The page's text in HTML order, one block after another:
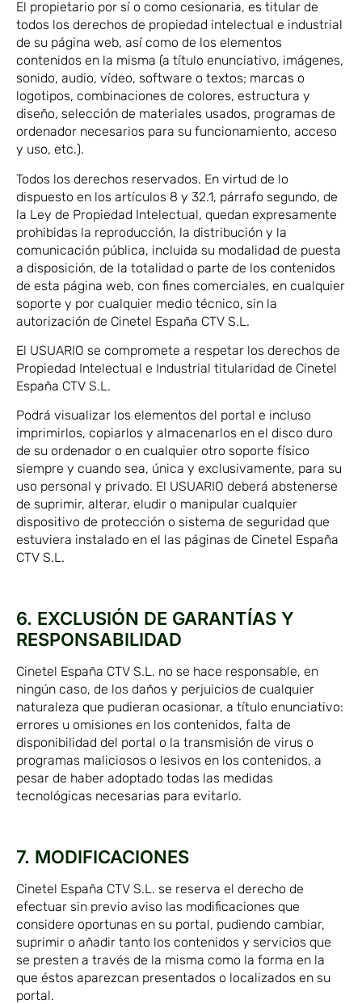
El propietario por sí o como cesionaria, es titular de
todos los derechos de propiedad intelectual e industrial
de su página web, así como de los elementos
contenidos en la misma (a título enunciativo, imágenes,
sonido, audio, vídeo, software o textos; marcas o
logotipos, combinaciones de colores, estructura y
diseño, selección de materiales usados, programas de
ordenador necesarios para su funcionamiento, acceso
y uso, etc.).
Todos los derechos reservados. En virtud de lo
dispuesto en los artículos 8 y 32.1, párrafo segundo, de
la Ley de Propiedad Intelectual, quedan expresamente
prohibidas la reproducción, la distribución y la
comunicación pública, incluida su modalidad de puesta
a disposición, de la totalidad o parte de los contenidos
de esta página web, con fines comerciales, en cualquier
soporte y por cualquier medio técnico, sin la
autorización de Cinetel España CTV S.L.
El USUARIO se compromete a respetar los derechos de
Propiedad Intelectual e Industrial titularidad de Cinetel
España CTV S.L.
Podrá visualizar los elementos del portal e incluso
imprimirlos, copiarlos y almacenarlos en el disco duro
de su ordenador o en cualquier otro soporte físico
siempre y cuando sea, única y exclusivamente, para su
uso personal y privado. El USUARIO deberá abstenerse
de suprimir, alterar, eludir o manipular cualquier
dispositivo de protección o sistema de seguridad que
estuviera instalado en el las páginas de Cinetel España
CTV S.L.
6. EXCLUSIÓN DE GARANTÍAS Y
RESPONSABILIDAD
Cinetel España CTV S.L. no se hace responsable, en
ningún caso, de los daños y perjuicios de cualquier
naturaleza que pudieran ocasionar, a título enunciativo:
errores u omisiones en los contenidos, falta de
disponibilidad del portal o la transmisión de virus o
programas maliciosos o lesivos en los contenidos, a
pesar de haber adoptado todas las medidas
tecnológicas necesarias para evitarlo.
7. MODIFICACIONES
Cinetel España CTV S.L. se reserva el derecho de
efectuar sin previo aviso las modificaciones que
considere oportunas en su portal, pudiendo cambiar,
suprimir o añadir tanto los contenidos y servicios que
se presten a través de la misma como la forma en la
que éstos aparezcan presentados o localizados en su
portal.